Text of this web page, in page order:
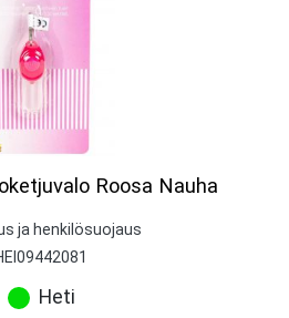
Roosa Nauha
ja henkilösuojaus
Heti